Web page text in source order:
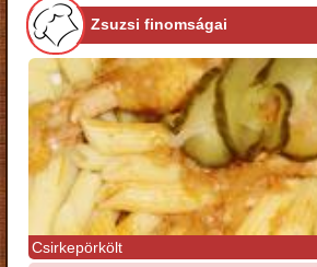
Zsuzsi finomságai
Csirkepörkölt